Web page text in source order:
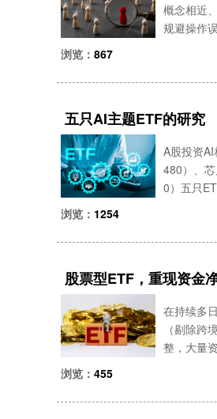
概念相近
规避操作
浏览： 867
五只AI主题ETF的研究
A股投资
480）、
0）五只
浏览： 1254
股票型ETF，重现资金
在持续多
（剔除
整，大量
浏览： 455